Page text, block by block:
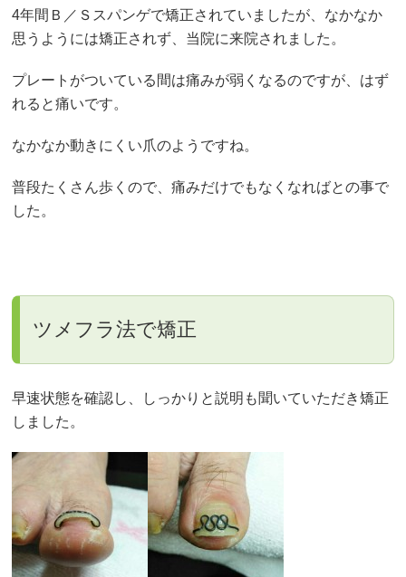
4年間Ｂ／Ｓスパンゲで矯正されていましたが、なかなか
思うようには矯正されず、当院に来院されました。
プレートがついている間は痛みが弱くなるのですが、はず
れると痛いです。
なかなか動きにくい爪のようですね。
普段たくさん歩くので、痛みだけでもなくなればとの事で
した。
ツメフラ法で矯正
早速状態を確認し、しっかりと説明も聞いていただき矯正
しました。